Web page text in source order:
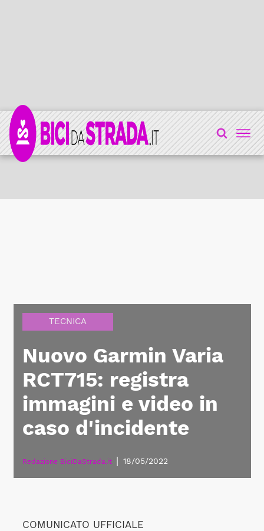
TECNICA
Nuovo Garmin Varia
RCT715: registra
immagini e video in
caso d'incidente
Redazione BiciDaStrada.it 18/05/2022
COMUNICATO UFFICIALE